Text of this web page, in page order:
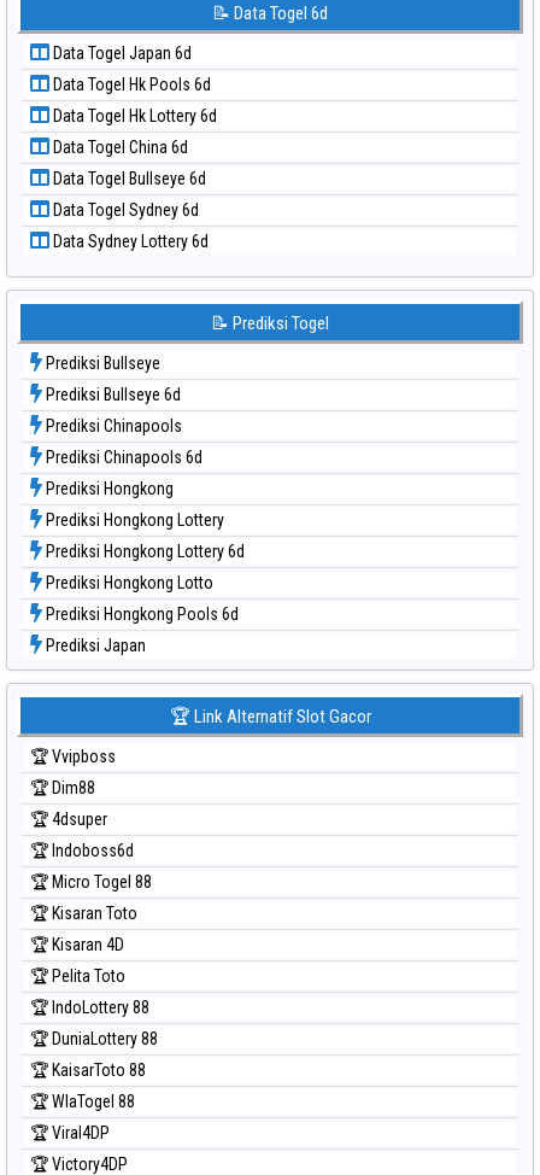
📝 Pola Dasar Taiwan
Data Togel Kuda Lari
Data Togel Magnum Cambodia
Data Togel Nagoya
Data Togel North Carolina Day
Data Togel Pcso
Data Togel Sao Paulo
Data Togel Singapore
Data Togel Sydney
Data Togel Sydney Lottery
Data Togel Sydney Lottery 6d
Data Togel Sydney Lotto
Data Togel Sydney Pools 6d
Data Togel Taipei
Data Togel Taiwan
📝 Data Togel 6d
Data Togel Japan 6d
Data Togel Hk Pools 6d
Data Togel Hk Lottery 6d
Data Togel China 6d
Data Togel Bullseye 6d
Data Togel Sydney 6d
Data Sydney Lottery 6d
📝 Prediksi Togel
Prediksi Bullseye
Prediksi Bullseye 6d
Prediksi Chinapools
Prediksi Chinapools 6d
Prediksi Hongkong
Prediksi Hongkong Lottery
Prediksi Hongkong Lottery 6d
Prediksi Hongkong Lotto
Prediksi Hongkong Pools 6d
Prediksi Japan
Prediksi Japan 6d
Prediksi Kuda Lari
Prediksi Magnum Cambodia
Prediksi Nagoya
Prediksi North Carolina Day
Prediksi Pcso
Prediksi Sao Paulo
Prediksi Singapore
Prediksi Sydney
Prediksi Sydney Lottery
Prediksi Sydney Lottery 6d
Prediksi Sydney Lotto
Prediksi Sydney Pools 6d
Prediksi Taipei
Prediksi Taiwan
🏆 Link Alternatif Slot Gacor
🏆 Vvipboss
🏆 Dim88
🏆 4dsuper
🏆 Indoboss6d
🏆 Micro Togel 88
🏆 Kisaran Toto
🏆 Kisaran 4D
🏆 Pelita Toto
🏆 IndoLottery 88
🏆 DuniaLottery 88
🏆 KaisarToto 88
🏆 WlaTogel 88
🏆 Viral4DP
🏆 Victory4DP